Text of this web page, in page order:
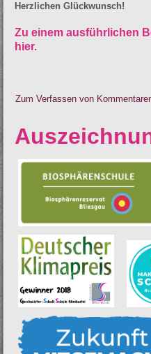
Herzlichen Glückwunsch!
Zu einem ausführlichen
hier.
Zum Verfassen von